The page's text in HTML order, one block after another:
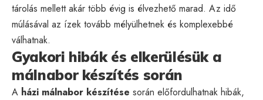
tárolás mellett akár több évig is élvezhető marad. Az idő
múlásával az ízek tovább mélyülhetnek és komplexebbé
válhatnak.
Gyakori hibák és elkerülésük a
málnabor készítés során
A házi málnabor készítése során előfordulhatnak hibák,